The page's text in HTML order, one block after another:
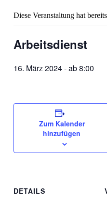
Diese Veranstaltung hat
Arbeitsdienst
16. März 2024 - ab 8:00
Zum Kalender
hinzufügen
DETAILS